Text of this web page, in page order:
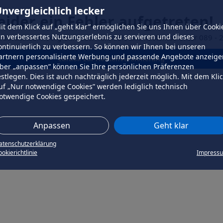
lecker
dem Klick auf „geht klar” ermöglichen Sie uns Ihnen über
verbessertes Nutzungserlebnis zu servieren und dieses
zu verbessern. So können wir Ihnen bei unseren
personalisierte Werbung und passende Angebote
„anpassen” können Sie Ihre persönlichen Präferenzen
Dies ist auch nachträglich jederzeit möglich. Mit dem
„Nur notwendige Cookies” werden lediglich technisch
Cookies gespeichert.
Anpassen Geht klar
ein Fehler aufgetreten!
zurück zum Vergleich oder rufen Sie uns kostenlos unter 089 -
zurück zur Rentenversicherung